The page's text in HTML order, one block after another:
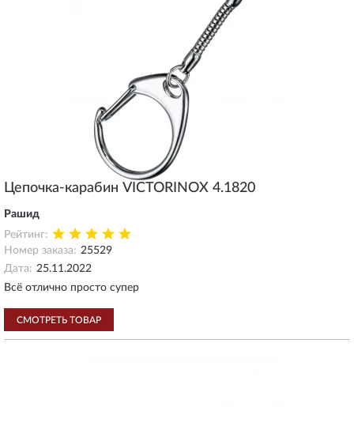
Цепочка-карабин VICTORINOX 4.1820
Рашид
Рейтинг:
Номер заказа: 25529
Дата: 25.11.2022
Всё отлично просто супер
СМОТРЕТЬ ТОВАР